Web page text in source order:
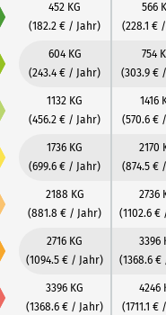
452 KG
(182.2 € / Jahr)
566
(228.1 €
604 KG
(243.4 € / Jahr)
754
(303.9 €
1132 KG
(456.2 € / Jahr)
1416
(570.6 €
1736 KG
(699.6 € / Jahr)
2170
(874.5 €
2188 KG
(881.8 € / Jahr)
2736
(1102.6 €
2716 KG
(1094.5 € / Jahr)
3396
(1368.6 €
3396 KG
(1368.6 € / Jahr)
4246
(1711.1 €